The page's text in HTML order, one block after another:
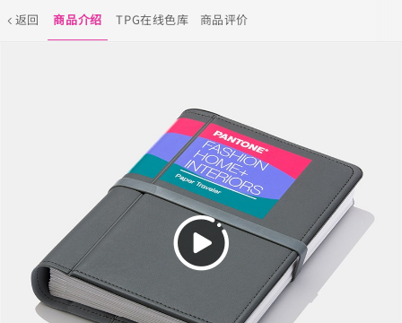
返回 商品介绍 TPG在线色库 商品评价